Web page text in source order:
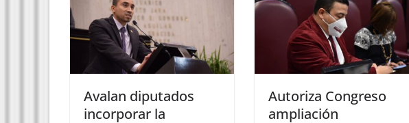
Avalan diputados
incorporar la
Autoriza Congreso
ampliación